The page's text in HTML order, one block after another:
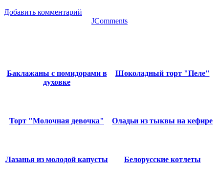
Добавить комментарий
JComments
Баклажаны с помидорами в
духовке
Шоколадный торт "Пеле"
Торт "Молочная девочка" Оладьи из тыквы на кефире
Лазанья из молодой капусты Белорусские котлеты